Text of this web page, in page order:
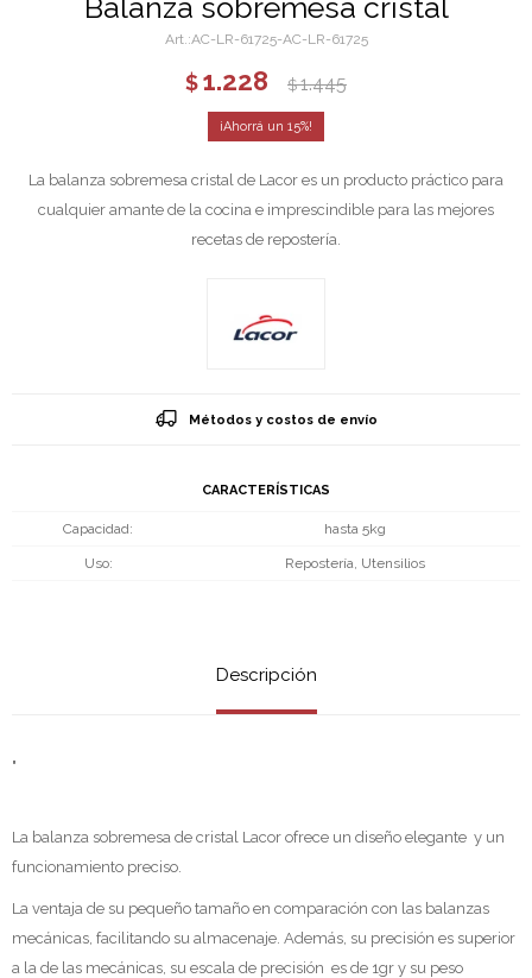
Balanza sobremesa cristal
AC-LR-61725-AC-LR-61725
$1.228 $ 1.445
15
La balanza sobremesa cristal de Lacor es un producto práctico para
cualquier amante de la cocina e imprescindible para las mejores
recetas de repostería.
Métodos y costos de envío
CARACTERÍSTICAS
Capacidad hasta 5kg
Uso Repostería, Utensilios
Descripción
"
La balanza sobremesa de cristal Lacor ofrece un diseño elegante y un
funcionamiento preciso.
La ventaja de su pequeño tamaño en comparación con las balanzas
mecánicas, facilitando su almacenaje. Además, su precisión es superior
a la de las mecánicas, su escala de precisión es de 1gr y su peso